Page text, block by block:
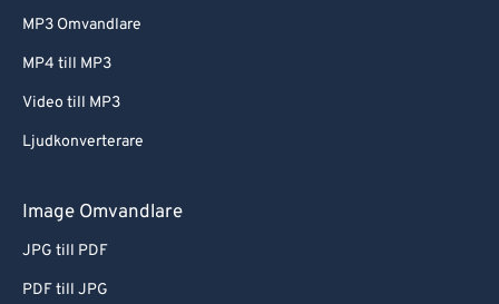
MP3 Omvandlare
MP4 till MP3
Video till MP3
Ljudkonverterare
Image Omvandlare
JPG till PDF
PDF till JPG